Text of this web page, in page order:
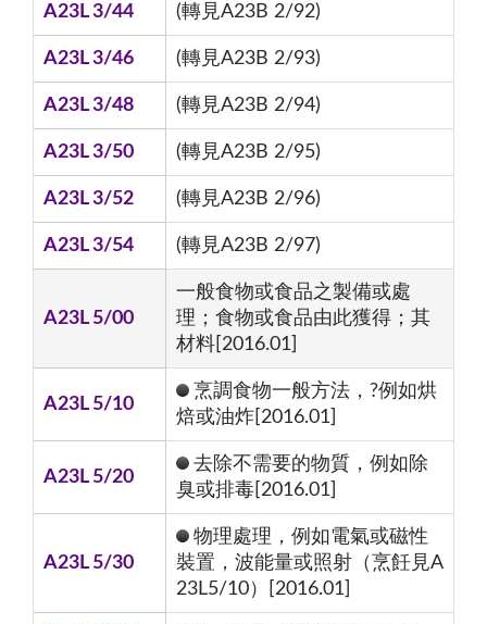
A23L 3/44 (轉見A23B 2/92)
A23L 3/46 (轉見A23B 2/93)
A23L 3/48 (轉見A23B 2/94)
A23L 3/50 (轉見A23B 2/95)
A23L 3/52 (轉見A23B 2/96)
A23L 3/54 (轉見A23B 2/97)
A23L 5/00
一般食物或食品之製備或處
理；食物或食品由此獲得；其
材料[2016.01]
A23L 5/10
烹調食物一般方法，?例如烘
焙或油炸[2016.01]
A23L 5/20
去除不需要的物質，例如除
臭或排毒[2016.01]
A23L 5/30
物理處理，例如電氣或磁性
裝置，波能量或照射（烹飪見A
23L5/10）[2016.01]